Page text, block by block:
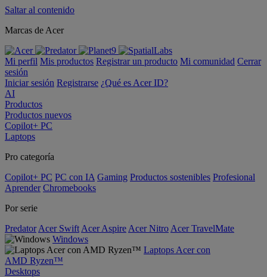
Saltar al contenido
Marcas de Acer
Mi perfil Mis productos Registrar un producto Mi comunidad Cerrar
sesión
Iniciar sesión Registrarse ¿Qué es Acer ID?
AI
Productos
Productos nuevos
Copilot+ PC
Laptops
Pro categoría
Copilot+ PC PC con IA Gaming Productos sostenibles Profesional
Aprender Chromebooks
Por serie
Predator Acer Swift Acer Aspire Acer Nitro Acer TravelMate
Windows
Laptops Acer con
AMD Ryzen™
Desktops